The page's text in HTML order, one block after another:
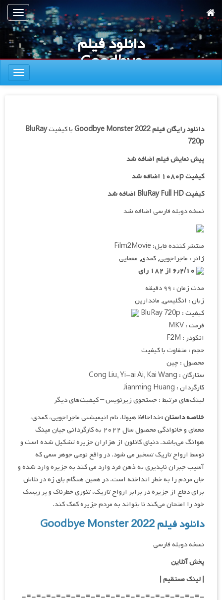
به
محتوای
اصلی
ناوبری
دانلود فیلم
Goodbye
Monster 2022
ناوبری
دانلود رایگان فیلمGoodbye Monster 2022با کیفیتBluRay
720p
پیش نمایش فیلم اضافه شد
کیفیت ۱۰۸۰p اضافه شد
کیفیت BluRay Full HD اضافه شد
نسخه دوبله فارسی اضافه شد
منتشر کننده فایل: Film2Movie
ژانر : ماجراجویی, کمدی, معمایی
مدت زمان : ۹۹ دقیقه
زبان : انگلیسی, ماندارین
کیفیت : BluRay 720p
فرمت : MKV
انکودر : F2M
حجم : متفاوت با کیفیت
محصول : چین
ستارگان : Cong Liu, Yi-ai Ai, Kai Wang
کارگردان : Jianming Huang
لینک‌های مرتبط : جستجوی زیرنویس – کیفیت‌های دیگر
خلاصه داستان :خداحافظ هیولا، نام انیمیشنی ماجراجویی، کمدی،
معمای و خانوادگی محصول سال ۲۰۲۲ به کارگردانی جیان مینگ
هوانگ می‌باشد. دنیای کانلون از هزاران جزیره تشکیل شده است و
توسط ارواح تاریک تسخیر می شود. در واقع نوعی جوهر سمی که
آسیب جبران ناپذیری به ذهن فرد وارد می کند به جزیره وارد شده و
جان مردم را به خطر انداخته است. در همین هنگام بای زه در تلاش
برای دفاع از جزیره در برابر ارواح تاریک، تئوری خطرناک و پر ریسک
خود را امتحان می‌کند تا بتواند به مردم جزیره کمک کند.
دانلود فیلم Goodbye Monster 2022
نسخه دوبله فارسی
پخش آنلاین
| لینک مستقیم|
-=-=-=-=-=-=-=-=-=-=-=-=-=-=-=-=-=-=-